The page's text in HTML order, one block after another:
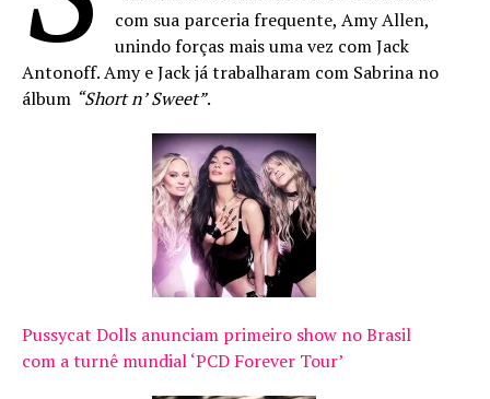
com sua parceria frequente, Amy Allen,
unindo forças mais uma vez com Jack
Antonoff. Amy e Jack já trabalharam com Sabrina no
álbum “Short n’ Sweet”.
Pussycat Dolls anunciam primeiro show no Brasil
com a turnê mundial ‘PCD Forever Tour’